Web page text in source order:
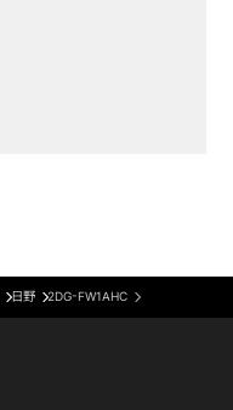
日野 2DG-FW1AHC